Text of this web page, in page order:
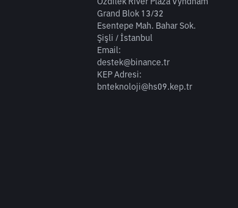
Grand Blok 13/32
Esentepe Mah. Bahar Sok.
Şişli / İstanbul
Email:
destek@binance.tr
KEP Adresi:
bnteknoloji@hs09.kep.tr